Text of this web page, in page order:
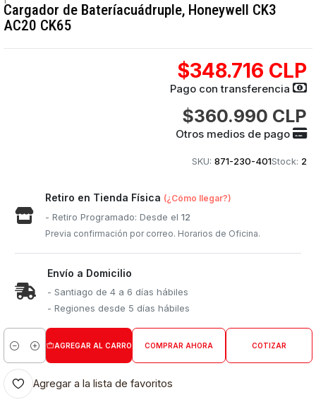
Cargador de Bateríacuádruple, Honeywell CK3
AC20 CK65
$348.716 CLP
Pago con transferencia
$360.990 CLP
Otros medios de pago
SKU: 871-230-401Stock: 2
Retiro en Tienda Física (¿Cómo llegar?)
- Retiro Programado: Desde el12
Previa confirmación por correo. Horarios de Oficina.
Envío a Domicilio
- Santiago de 4 a 6 días hábiles
- Regiones desde 5 días hábiles
Cantidad
AGREGAR AL CARRO COMPRAR AHORA COTIZAR
Agregar a la lista de favoritos